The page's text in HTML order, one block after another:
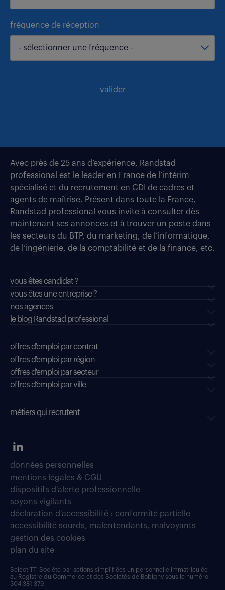
fréquence de réception
- sélectionner une fréquence -
valider
Avec près de 25 ans d’expérience, Randstad
professional est le leader en France de l’intérim
spécialisé et du recrutement en CDI de cadres et
agents de maîtrise. Présent dans toute la France,
Randstad professional vous invite à consulter dès
maintenant ses annonces et à trouver un poste dans
les secteurs du BTP, du marketing, de l’informatique,
de l’ingénierie, de la comptabilité et de la finance, etc.
vous êtes candidat ?
vous êtes une entreprise ?
nos agences
le blog Randstad professional
offres d'emploi par contrat
offres d'emploi par région
offres d'emploi par secteur
offres d’emploi par ville
métiers qui recrutent
données personnelles
mentions légales & CGU
dispositifs d'alerte professionnelle
soyons vigilants
déclaration d'accessibilité : conformité partielle
accessibilité sourds, malentendants, malvoyants
gestion des cookies
plan du site
Select TT, Société par actions simplifiées unipersonnelle immatriculée
au Registre du Commerce et des Sociétés de Bobigny sous le numéro
304 381 379.